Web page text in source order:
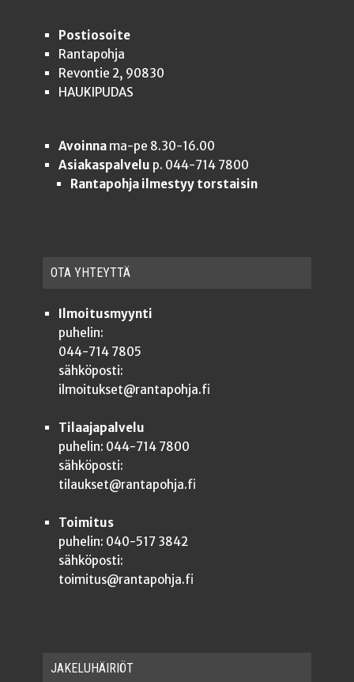
Postiosoite
Rantapohja
Revontie 2, 90830
HAUKIPUDAS
Avoinnama-pe 8.30-16.00
Asiakaspalvelu p. 044-714 7800
Rantapohja ilmestyy torstaisin
OTA YHTEYT­TÄ
Ilmoitusmyynti
puhelin:
044-714 7805
sähköposti:
ilmoitukset@rantapohja.fi
Tilaajapalvelu
puhelin: 044-714 7800
sähköposti:
tilaukset@rantapohja.fi
Toimitus
puhelin: 040-517 3842
sähköposti:
toimitus@rantapohja.fi
JAKE­LU­HÄI­RIÖT